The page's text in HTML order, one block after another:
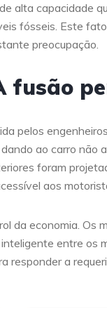
alta capacidade
fósseis. Este
preocupação.
fusão
pelos
ao carro não
foram
aos
da economia. Os
entre os
responder a